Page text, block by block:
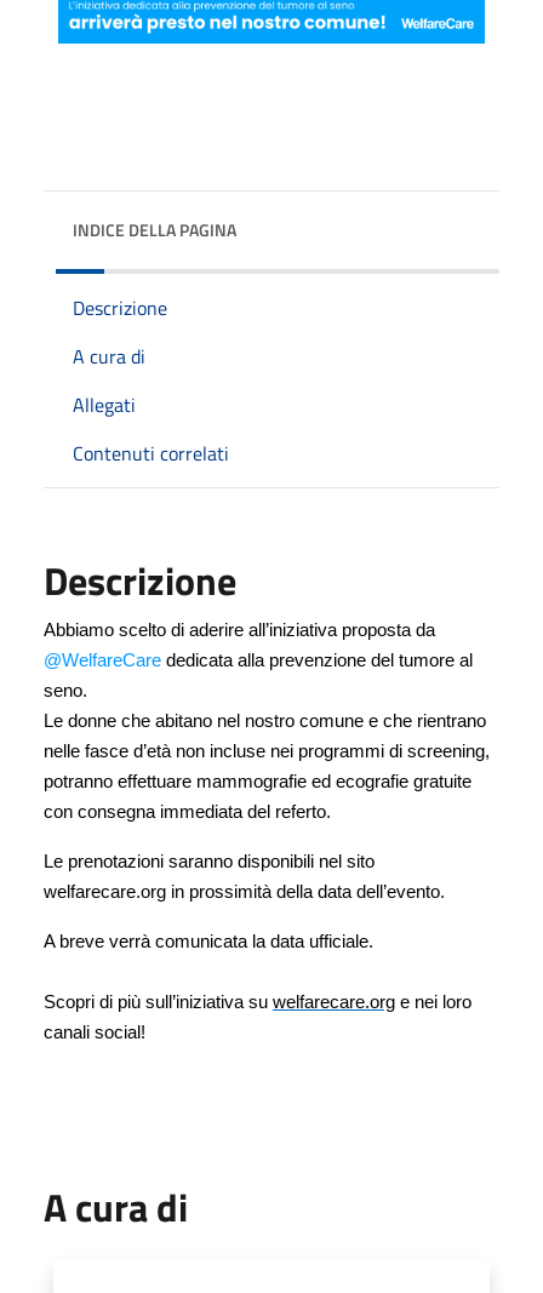
INDICE DELLA PAGINA
Descrizione
A cura di
Allegati
Contenuti correlati
Descrizione
Abbiamo scelto di aderire all’iniziativa proposta da
@WelfareCare dedicata alla prevenzione del tumore al
seno.
Le donne che abitano nel nostro comune e che rientrano
nelle fasce d’età non incluse nei programmi di screening,
potranno effettuare mammografie ed ecografie gratuite
con consegna immediata del referto.
Le prenotazioni saranno disponibili nel sito
welfarecare.org in prossimità della data dell’evento.
A breve verrà comunicata la data ufficiale.
Scopri di più sull’iniziativa su welfarecare.org e nei loro
canali social!
A cura di